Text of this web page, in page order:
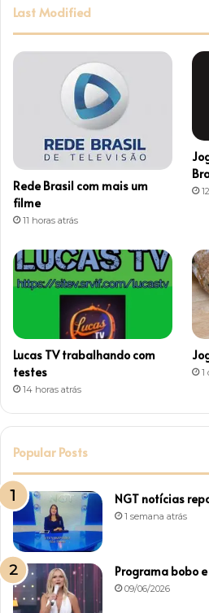
t
r
a
Last Modified
Rede Brasil com mais um
filme
11 horas atrás
Lucas TV trabalhando com
testes
14 horas atrás
1
Popular Posts
NGT notícias
1 semana atrás
Programa bobo
09/06/2026